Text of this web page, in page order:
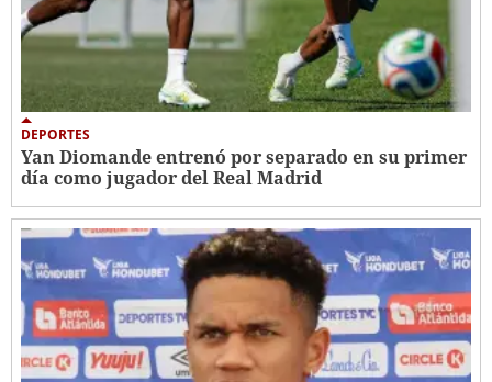
DEPORTES
Yan Diomande entrenó por separado en su primer
día como jugador del Real Madrid